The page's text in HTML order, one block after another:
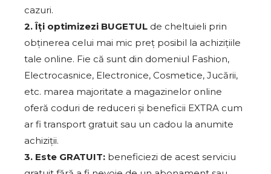
cazuri.
2. Îți optimizezi BUGETUL de cheltuieli prin
obținerea celui mai mic preț posibil la achizițiile
tale online. Fie că sunt din domeniul Fashion,
Electrocasnice, Electronice, Cosmetice, Jucării,
etc. marea majoritate a magazinelor online
oferă coduri de reduceri și beneficii EXTRA cum
ar fi transport gratuit sau un cadou la anumite
achiziții.
3. Este GRATUIT: beneficiezi de acest serviciu